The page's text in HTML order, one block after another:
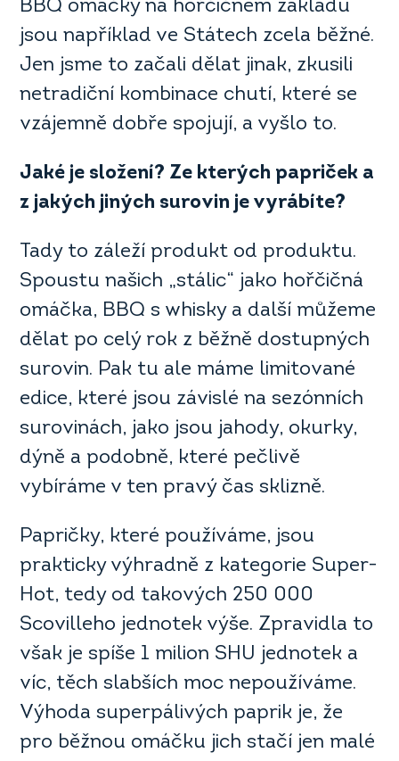
BBQ omáčky na hořčičném základu
jsou například ve Státech zcela běžné.
Jen jsme to začali dělat jinak, zkusili
netradiční kombinace chutí, které se
vzájemně dobře spojují, a vyšlo to.
Jaké je složení? Ze kterých papriček a
z jakých jiných surovin je vyrábíte?
Tady to záleží produkt od produktu.
Spoustu našich „stálic“ jako hořčičná
omáčka, BBQ s whisky a další můžeme
dělat po celý rok z běžně dostupných
surovin. Pak tu ale máme limitované
edice, které jsou závislé na sezónních
surovinách, jako jsou jahody, okurky,
dýně a podobně, které pečlivě
vybíráme v ten pravý čas sklizně.
Papričky, které používáme, jsou
prakticky výhradně z kategorie Super-
Hot, tedy od takových 250 000
Scovilleho jednotek výše. Zpravidla to
však je spíše 1 milion SHU jednotek a
víc, těch slabších moc nepoužíváme.
Výhoda superpálivých paprik je, že
pro běžnou omáčku jich stačí jen malé